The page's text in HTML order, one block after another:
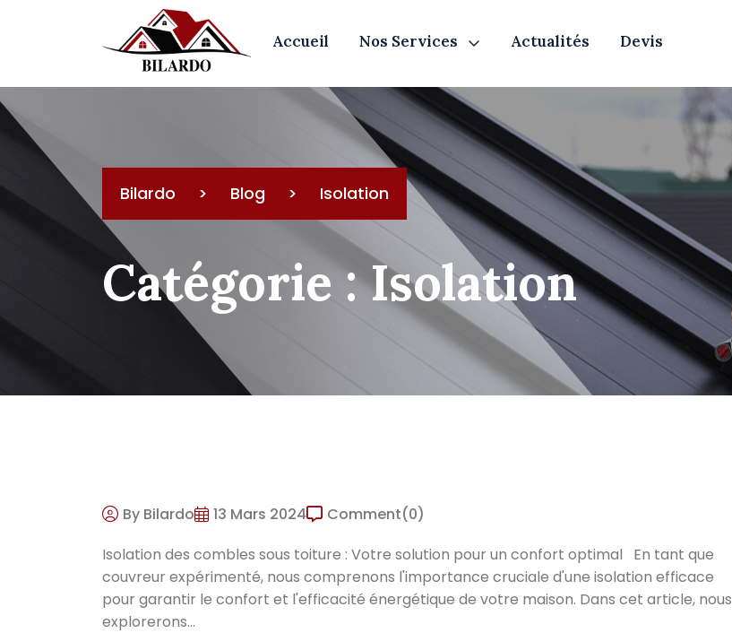
Accueil Nos Services Actualités Devis
Bilardo > Blog > Isolation
Catégorie :Isolation
By Bilardo 13 Mars 2024 Comment(0)
Isolation des combles sous toiture : Votre solution pour un confort optimal En tant que
couvreur expérimenté, nous comprenons l'importance cruciale d'une isolation efficace
pour garantir le confort et l'efficacité énergétique de votre maison. Dans cet article, nous
explorerons...